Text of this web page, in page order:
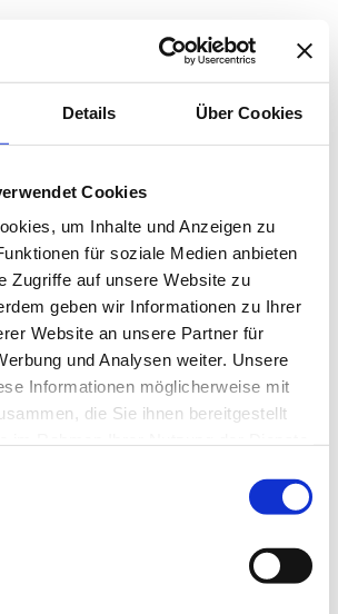
Details Über Cookies
Cookies
um Inhalte und Anzeigen zu
für soziale Medien anbieten
Zugriffe auf unsere Website zu
geben wir Informationen zu Ihrer
Website an unsere Partner für
und Analysen weiter. Unsere
Informationen möglicherweise mit
die Sie ihnen bereitgestellt
for more